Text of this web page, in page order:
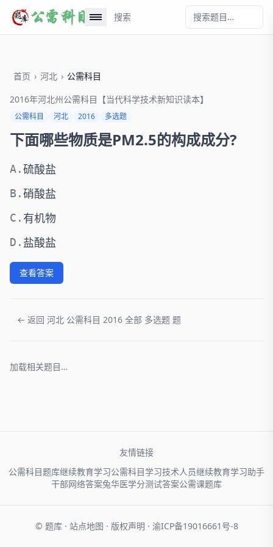
搜索
首页 › 河北 › 公需科目
2016年河北州公需科目【当代科学技术新知识读本】
公需科目 河北 2016 多选题
下面哪些物质是PM2.5的构成成分?
A.硫酸盐
B.硝酸盐
C. 有机物
D. 盐酸盐
查看答案
← 返回 河北 公需科目 2016 全部 多选题 题
加载相关题目…
友情链接
公需科目题库继续教育学习公需科目学习技术人员继续教育学习助手
干部网络答案兔华医学分测试答案公需课题库
© 题库 · 站点地图 · 版权声明 · 渝ICP备19016661号-8